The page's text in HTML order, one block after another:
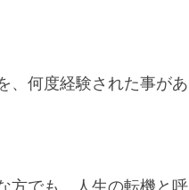
、何度経験された事が